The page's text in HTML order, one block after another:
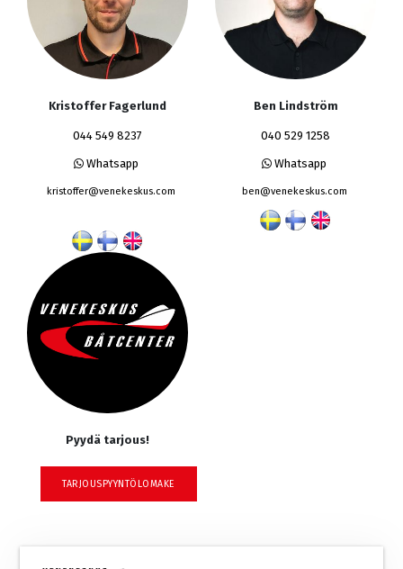
Kristoffer Fagerlund
044 549 8237
Whatsapp
kristoffer@venekeskus.com
Ben Lindström
040 529 1258
Whatsapp
ben@venekeskus.com
Pyydä tarjous!
TARJOUSPYYNTÖLOMAKE